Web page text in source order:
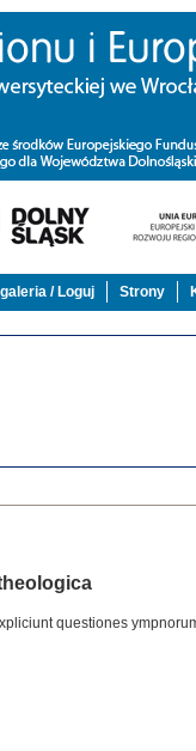
/ Loguj Strony
questiones